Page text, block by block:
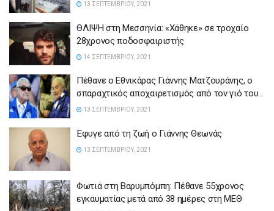
13 ΣΕΠΤΕΜΒΡΊΟΥ, 2021
ΘΛΙΨΗ στη Μεσσηνία: «Χάθηκε» σε τροχαίο
28χρονος ποδοσφαιριστής
14 ΣΕΠΤΕΜΒΡΊΟΥ, 2021
Πέθανε ο Εθνικάρας Γιάννης Ματζουράνης, o
σπαραχτικός αποχαιρετισμός από τον γιό του…
13 ΣΕΠΤΕΜΒΡΊΟΥ, 2021
Έφυγε από τη ζωή ο Γιάννης Θεωνάς
13 ΣΕΠΤΕΜΒΡΊΟΥ, 2021
Φωτιά στη Βαρυμπόμπη: Πέθανε 55χρονος
εγκαυματίας μετά από 38 ημέρες στη ΜΕΘ